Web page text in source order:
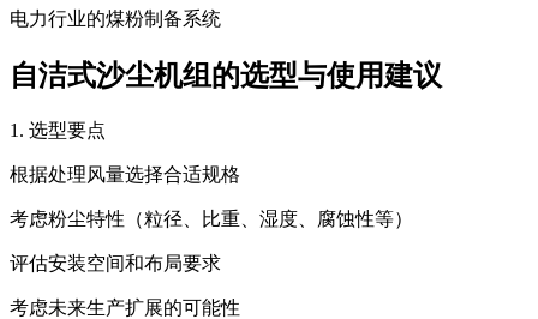
电力行业的煤粉制备系统
自洁式沙尘机组的选型与使用建议
1. 选型要点
根据处理风量选择合适规格
考虑粉尘特性（粒径、比重、湿度、腐蚀性等）
评估安装空间和布局要求
考虑未来生产扩展的可能性